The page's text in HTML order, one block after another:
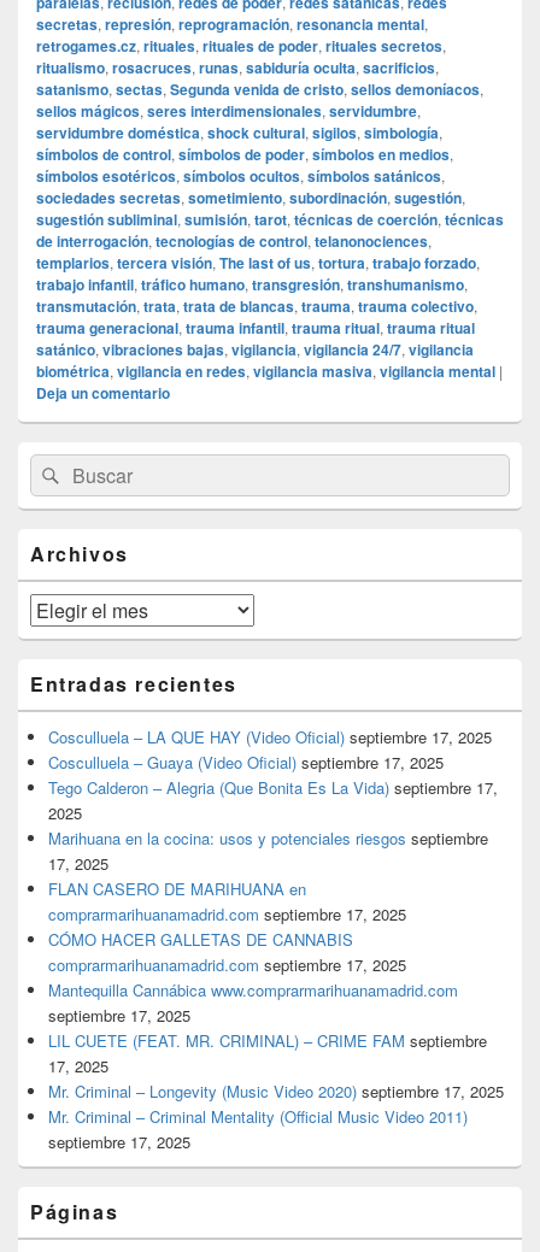
secretas, represión, reprogramación, resonancia mental,
retrogames.cz, rituales, rituales de poder, rituales secretos,
ritualismo, rosacruces, runas, sabiduría oculta, sacrificios,
satanismo, sectas, Segunda venida de cristo, sellos demoníacos,
sellos mágicos, seres interdimensionales, servidumbre,
servidumbre doméstica, shock cultural, sigilos, simbología,
símbolos de control, símbolos de poder, símbolos en medios,
símbolos esotéricos, símbolos ocultos, símbolos satánicos,
sociedades secretas, sometimiento, subordinación, sugestión,
sugestión subliminal, sumisión, tarot, técnicas de coerción, técnicas
de interrogación, tecnologías de control, telanonociences,
templarios, tercera visión, The last of us, tortura, trabajo forzado,
trabajo infantil, tráfico humano, transgresión, transhumanismo,
transmutación, trata, trata de blancas, trauma, trauma colectivo,
trauma generacional, trauma infantil, trauma ritual, trauma ritual
satánico, vibraciones bajas, vigilancia, vigilancia 24/7, vigilancia
biométrica, vigilancia en redes, vigilancia masiva, vigilancia mental |
Deja un comentario
área
de
widget
lateral
primaria
Buscar
por:
Buscar
Archivos
Archivos
Entradas recientes
Cosculluela – LA QUE HAY (Video Oficial) septiembre 17, 2025
Cosculluela – Guaya (Video Oficial) septiembre 17, 2025
Tego Calderon – Alegria (Que Bonita Es La Vida) septiembre 17,
2025
Marihuana en la cocina: usos y potenciales riesgos septiembre
17, 2025
FLAN CASERO DE MARIHUANA en
comprarmarihuanamadrid.com septiembre 17, 2025
CÓMO HACER GALLETAS DE CANNABIS
comprarmarihuanamadrid.com septiembre 17, 2025
Mantequilla Cannábica www.comprarmarihuanamadrid.com
septiembre 17, 2025
LIL CUETE (FEAT. MR. CRIMINAL) – CRIME FAM septiembre
17, 2025
Mr. Criminal – Longevity (Music Video 2020) septiembre 17, 2025
Mr. Criminal – Criminal Mentality (Official Music Video 2011)
septiembre 17, 2025
Páginas